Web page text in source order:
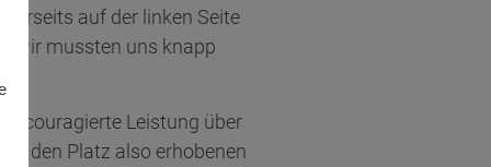
auf der linken Seite
wir mussten uns knapp
couragierte Leistung über
den Platz also erhobenen